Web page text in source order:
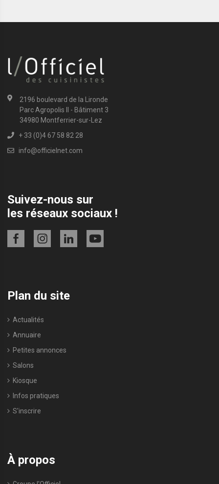
2196 boulevard de la Lironde
Parc Agropolis II - Bâtiment 3
34980 Montferrier-sur-Lez
+ 33 (0)4 67 58 82 28
info@officielnet.com
Suivez-nous sur
les réseaux sociaux !
Plan du site
Actualités
Annuaire
Petites annonces
Salons
Kiosque
Infos pratiques
S'inscrire
À propos